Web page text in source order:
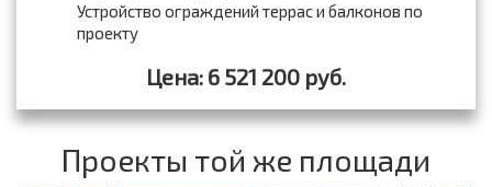
Устройство ограждений террас и балконов по
проекту
Цена: 6 521 200 руб.
Проекты той же площади